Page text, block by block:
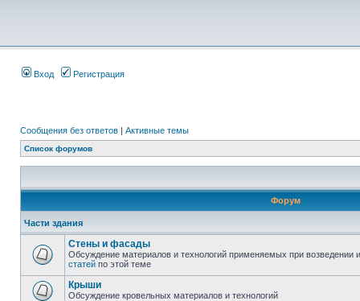
Вход Регистрация
Сообщения без ответов | Активные темы
Список форумов
Форум
Части здания
Стены и фасады
Обсуждение материалов и технологий применяемых при возведении
статей по этой теме
Крыши
Обсуждение кровельных материалов и технологий